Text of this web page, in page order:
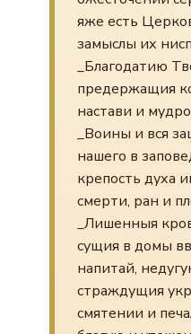
яже есть
замыслы их
_Благодатию
предержащия
настави и
_Воины и вся
нашего в
крепость духа
смерти, ран и
_Лишенныя
сущия в домы
напитай,
страждущия
смятении и